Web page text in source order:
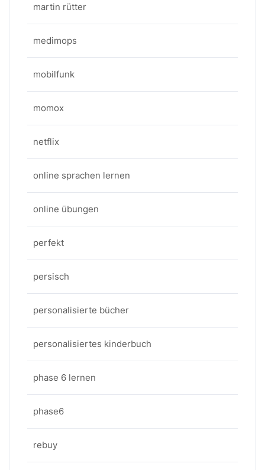
martin rütter
medimops
mobilfunk
momox
netflix
online sprachen lernen
online übungen
perfekt
persisch
personalisierte bücher
personalisiertes kinderbuch
phase 6 lernen
phase6
rebuy